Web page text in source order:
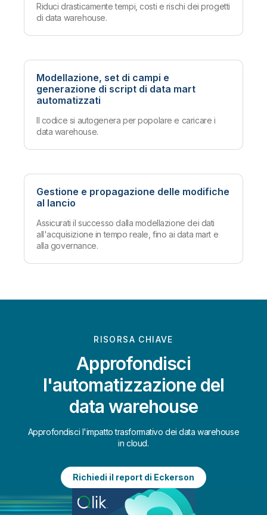
Riduci drasticamente tempi, costi e rischi dei progetti
di data warehouse.
Modellazione, set di campi e
generazione di script di data mart
automatizzati
Il codice si autogenera per popolare e caricare i
data warehouse.
Gestione e propagazione delle modifiche
al lancio
Assicurati il successo dalla modellazione dei dati
all'acquisizione in tempo reale, fino ai data mart e
alla governance.
RISORSA CHIAVE
Approfondisci
l'automatizzazione del
data warehouse
Approfondisci l'impatto trasformativo dei data warehouse
in cloud.
Richiedi il report di Eckerson